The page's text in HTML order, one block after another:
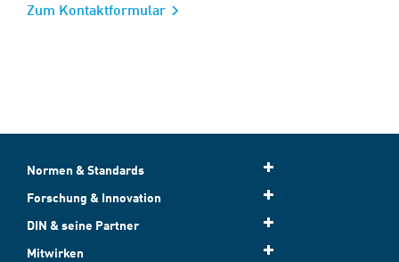
Zum Kontaktformular
Normen & Standards
Forschung & Innovation
DIN & seine Partner
Mitwirken